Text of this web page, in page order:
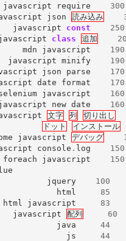
javascript require
300
json 読み込み
javascript const
250
class 追加
mdn javascript
190
javascript minify
190
json parse
170
date format
170
javascript
160
new date
160
文字 列 切り出し
ドット インストール
javascript デバッグ
console . log
150
foreach javascript 150
jquery
100
html
85
html javascript
83
javascript 配列
60
java
44
js
44